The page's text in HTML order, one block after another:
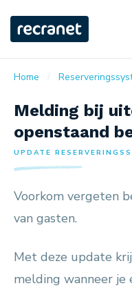
Home
Melding bij
openstaand
UPDATE
Voorkom vergeten
van gasten.
Met deze update
melding wanneer je